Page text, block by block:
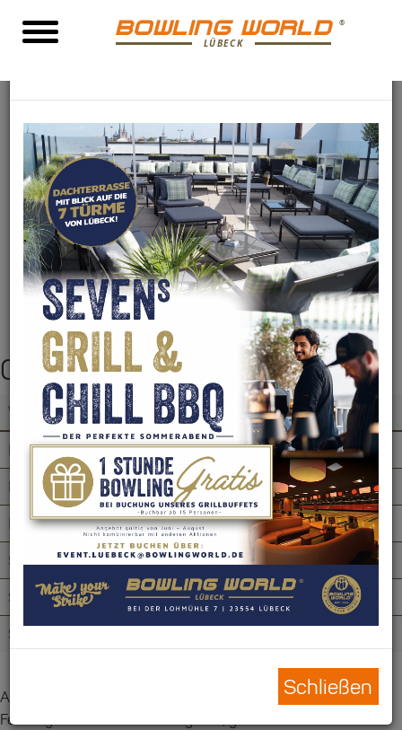
BOWLING WORLD
LÜBECK
Wichtige Hinweise für die Bowlingworld
Preise der Bowling World in
Lübeck
OPEN BOWLING
Wochentag Uhrzeit
pro Bahn/Stunde*
Mi - Fr
bis 18:00 Uhr
26,00 €
Mi - Do
ab 18:00 Uhr
30,00 €
Fr
ab 18:00 Uhr
34,00 €
Sa
bis 17:00 Uhr
26,00 €
Sa
ab 17:00 Uhr
34,00 €
So
An Vorfeiertagen gelten die Preise vom Freitag. Wenn ein
Feiertag auf einen Vorfeiertag fällt, gelten automatisch die
Schließen